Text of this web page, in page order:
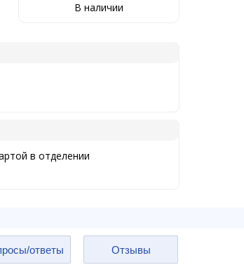
в отделении
В наличии
ответы Отзывы